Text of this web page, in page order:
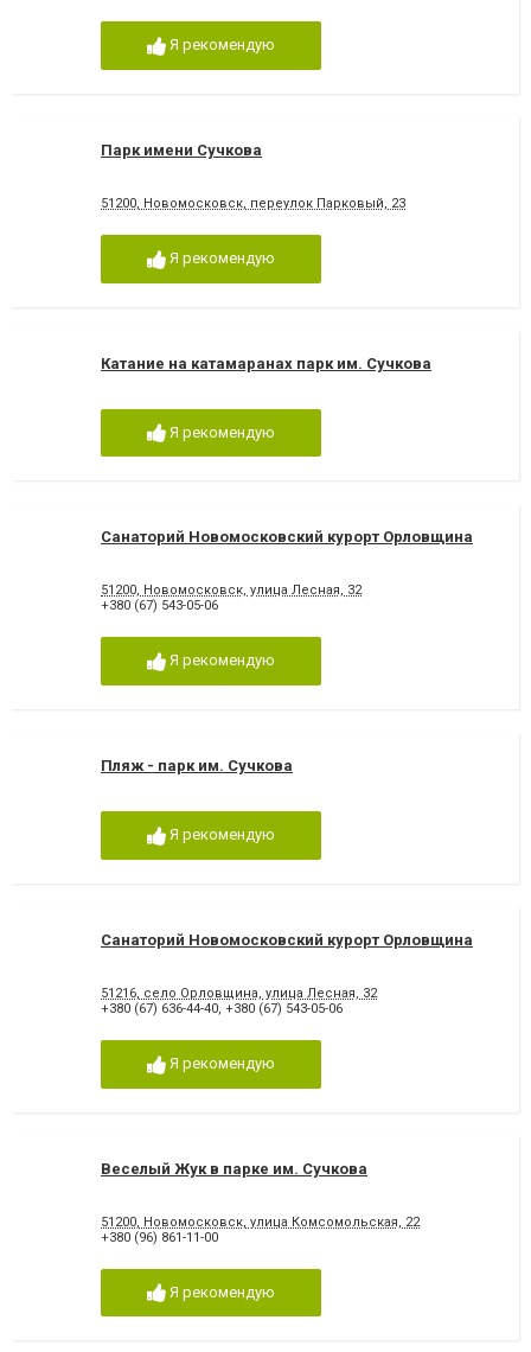
Я рекомендую
Парк имени Сучкова
51200, Новомосковск, переулок Парковый, 23
Я рекомендую
Катание на катамаранах парк им. Сучкова
Я рекомендую
Санаторий Новомосковский курорт Орловщина
51200, Новомосковск, улица Лесная, 32
+380 (67) 543-05-06
Я рекомендую
Пляж - парк им. Сучкова
Я рекомендую
Санаторий Новомосковский курорт Орловщина
51216, село Орловщина, улица Лесная, 32
+380 (67) 636-44-40, +380 (67) 543-05-06
Я рекомендую
Веселый Жук в парке им. Сучкова
51200, Новомосковск, улица Комсомольская, 22
+380 (96) 861-11-00
Я рекомендую